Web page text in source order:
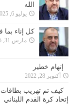
الله
يوليو 6, 2025
كل إناء بما
مارس 31, 2025
إتهام خطير
أكتوبر 28, 2022
كيف تم تهريب بطاقات
إتحاد كرة القدم اللبناني